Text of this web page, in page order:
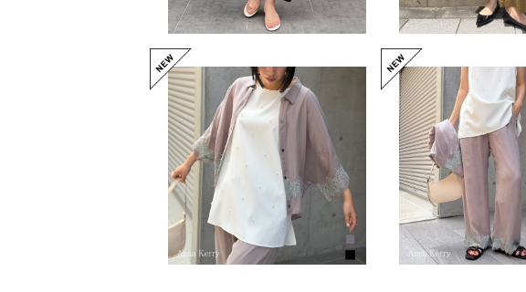
レーストリムシャツ（NO.852
62716）
¥17,600
レースヘムパンツ
2612）
¥17,380